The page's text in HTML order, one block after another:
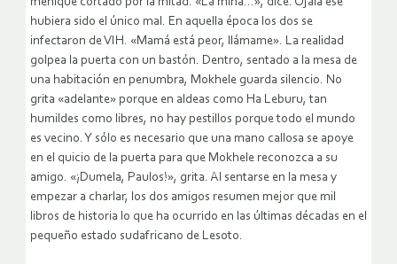
hubiera sido el único mal. En aquella época los dos se
infectaron de VIH. «Mamá está peor, llámame». La realidad
golpea la puerta con un bastón. Dentro, sentado a la mesa de
una habitación en penumbra, Mokhele guarda silencio. No
grita «adelante» porque en aldeas como Ha Leburu, tan
humildes como libres, no hay pestillos porque todo el mundo
es vecino. Y sólo es necesario que una mano callosa se apoye
en el quicio de la puerta para que Mokhele reconozca a su
amigo. «¡Dumela, Paulos!», grita. Al sentarse en la mesa y
empezar a charlar, los dos amigos resumen mejor que mil
libros de historia lo que ha ocurrido en las últimas décadas en el
pequeño estado sudafricano de Lesoto.